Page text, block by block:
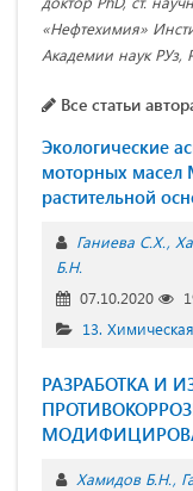
«Нефтехимия»
Академии наук РУз,
Все статьи
Экологические
моторных масел
растительной
Ганиева С.Х.
Б.Н.
07.10.2020
13.
РАЗРАБОТКА И
Хамидов Б.Н.